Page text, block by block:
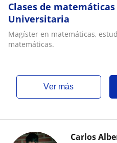
Clases de
Universitaria
Magíster en matemáticas,
matemáticas.
ver más
Carlos